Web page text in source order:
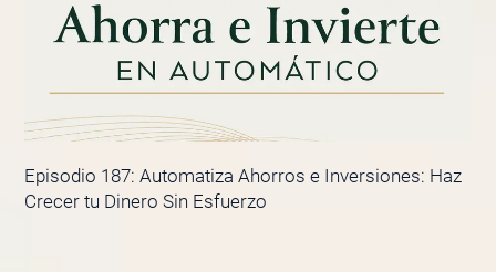
Episodio 187: Automatiza Ahorros e Inversiones: Haz
Crecer tu Dinero Sin Esfuerzo